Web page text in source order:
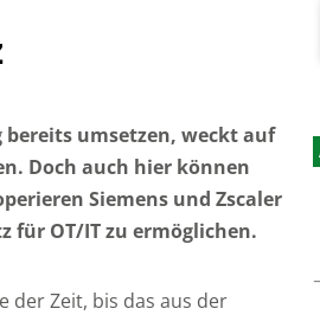
bereits umsetzen, weckt auf
Doch auch hier können
Siemens und Zscaler
für OT/IT zu ermöglichen.
der Zeit, bis das aus der